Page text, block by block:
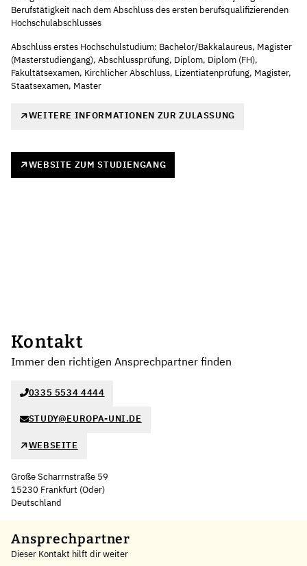
Berufstätigkeit nach dem Abschluss des ersten berufsqualifizierenden
Hochschulabschlusses
Abschluss erstes Hochschulstudium: Bachelor/Bakkalaureus, Magister
(Masterstudiengang), Abschlussprüfung, Diplom, Diplom (FH),
Fakultätsexamen, Kirchlicher Abschluss, Lizentiatenprüfung, Magister,
Staatsexamen, Master
WEITERE INFORMATIONEN ZUR ZULASSUNG
WEBSITE ZUM STUDIENGANG
Kontakt
Immer den richtigen Ansprechpartner finden
0335 5534 4444
STUDY@EUROPA-UNI.DE
WEBSEITE
Große Scharrnstraße 59
15230 Frankfurt (Oder)
Deutschland
+
−
Ansprechpartner
Dieser Kontakt hilft dir weiter